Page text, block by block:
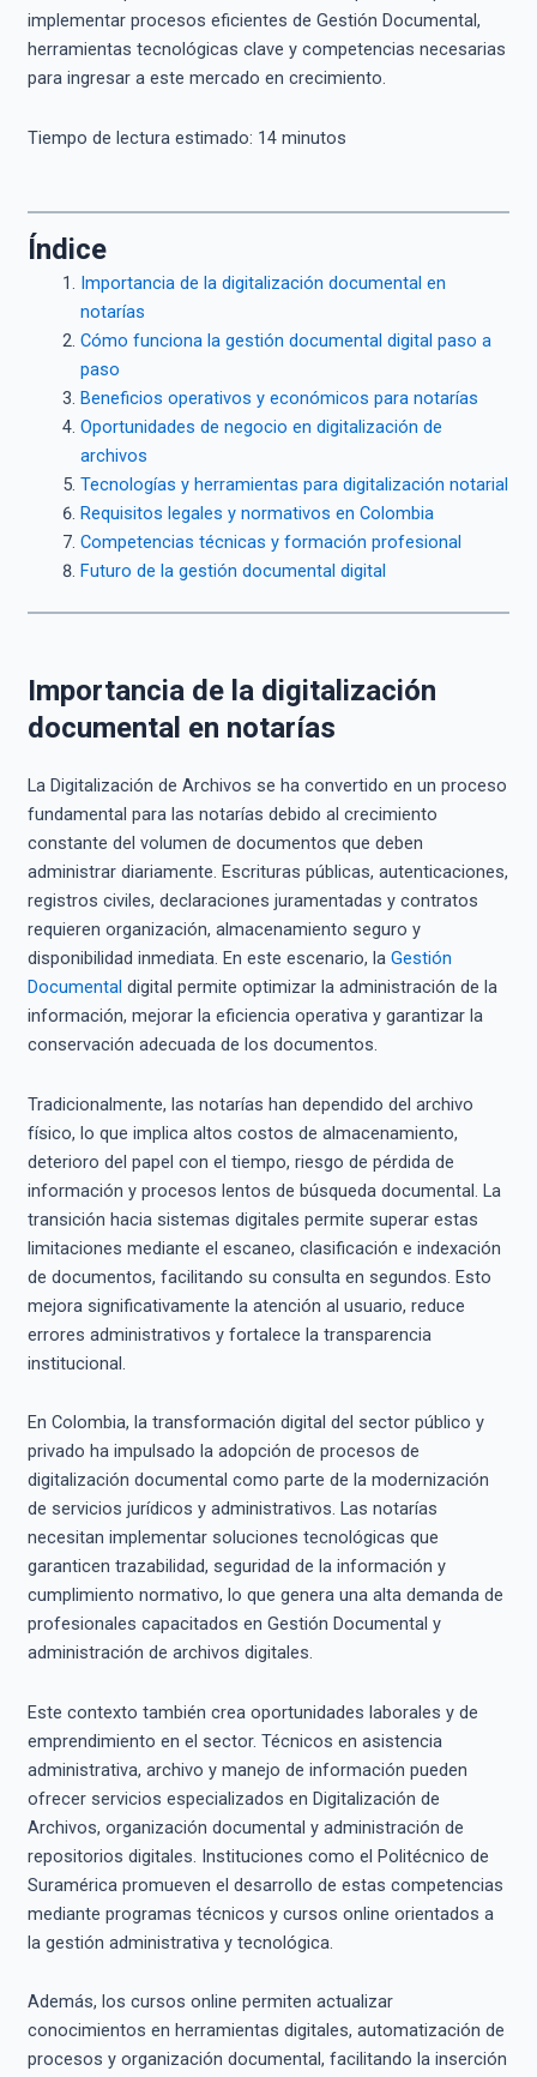
implementar procesos eficientes de Gestión Documental,
herramientas tecnológicas clave y competencias necesarias
para ingresar a este mercado en crecimiento.
Tiempo de lectura estimado: 14minutos
Índice
Importancia de la digitalización documental en
notarías
Cómo funciona la gestión documental digital paso a
paso
Beneficios operativos y económicos para notarías
Oportunidades de negocio en digitalización de
archivos
Tecnologías y herramientas para digitalización notarial
Requisitos legales y normativos en Colombia
Competencias técnicas y formación profesional
Futuro de la gestión documental digital
Importancia de la digitalización
documental en notarías
La Digitalización de Archivos se ha convertido en un proceso
fundamental para las notarías debido al crecimiento
constante del volumen de documentos que deben
administrar diariamente. Escrituras públicas, autenticaciones,
registros civiles, declaraciones juramentadas y contratos
requieren organización, almacenamiento seguro y
disponibilidad inmediata. En este escenario, la Gestión
Documental digital permite optimizar la administración de la
información, mejorar la eficiencia operativa y garantizar la
conservación adecuada de los documentos.
Tradicionalmente, las notarías han dependido del archivo
físico, lo que implica altos costos de almacenamiento,
deterioro del papel con el tiempo, riesgo de pérdida de
información y procesos lentos de búsqueda documental. La
transición hacia sistemas digitales permite superar estas
limitaciones mediante el escaneo, clasificación e indexación
de documentos, facilitando su consulta en segundos. Esto
mejora significativamente la atención al usuario, reduce
errores administrativos y fortalece la transparencia
institucional.
En Colombia, la transformación digital del sector público y
privado ha impulsado la adopción de procesos de
digitalización documental como parte de la modernización
de servicios jurídicos y administrativos. Las notarías
necesitan implementar soluciones tecnológicas que
garanticen trazabilidad, seguridad de la información y
cumplimiento normativo, lo que genera una alta demanda de
profesionales capacitados en Gestión Documental y
administración de archivos digitales.
Este contexto también crea oportunidades laborales y de
emprendimiento en el sector. Técnicos en asistencia
administrativa, archivo y manejo de información pueden
ofrecer servicios especializados en Digitalización de
Archivos, organización documental y administración de
repositorios digitales. Instituciones como el Politécnico de
Suramérica promueven el desarrollo de estas competencias
mediante programas técnicos y cursos online orientados a
la gestión administrativa y tecnológica.
Además, los cursos online permiten actualizar
conocimientos en herramientas digitales, automatización de
procesos y organización documental, facilitando la inserción